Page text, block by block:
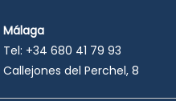
Málaga
Tel: +34 680 41 79 93
Callejones del Perchel, 8